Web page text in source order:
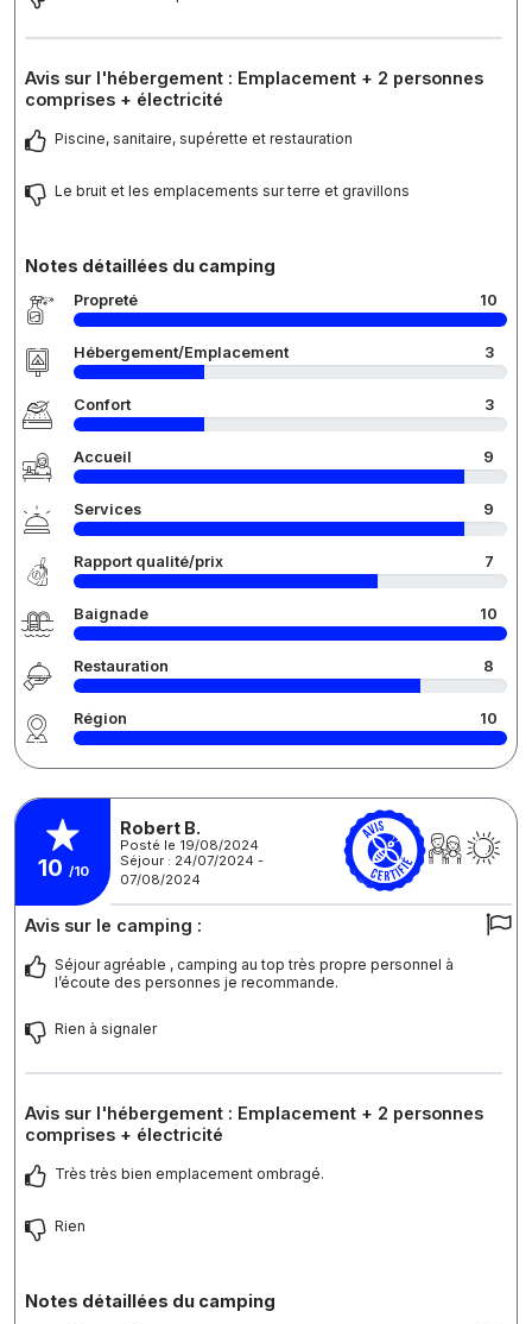
Avis sur l'hébergement : Emplacement + 2 personnes
comprises + électricité
Piscine, sanitaire, supérette et restauration
Le bruit et les emplacements sur terre et gravillons
Notes détaillées du camping
Propreté 10
Hébergement/Emplacement 3
Confort 3
Accueil 9
Services 9
Rapport qualité/prix 7
Baignade 10
Restauration 8
Région 10
10 /10
Robert B.
Posté le 19/08/2024
Séjour : 24/07/2024 -
07/08/2024
Avis sur le camping :
Séjour agréable , camping au top très propre personnel à
l’écoute des personnes je recommande.
Rien à signaler
Avis sur l'hébergement : Emplacement + 2 personnes
comprises + électricité
Très très bien emplacement ombragé.
Rien
Notes détaillées du camping